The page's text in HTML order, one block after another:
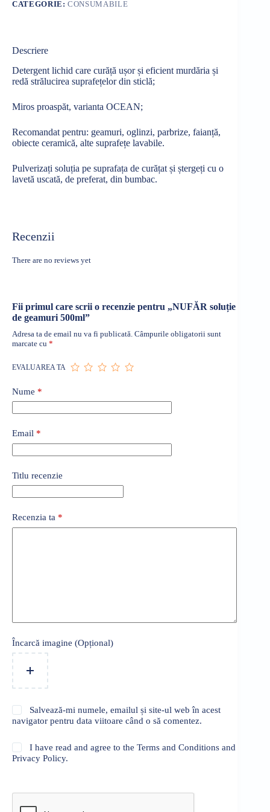
CATEGORIE:CONSUMABILE
Descriere
Detergent lichid care curăță ușor și eficient murdăria și
redă strălucirea suprafețelor din sticlă;
Miros proaspăt, varianta OCEAN;
Recomandat pentru: geamuri, oglinzi, parbrize, faianță,
obiecte ceramică, alte suprafețe lavabile.
Pulverizați soluția pe suprafața de curățat și ștergeți cu o
lavetă uscată, de preferat, din bumbac.
Recenzii
There are no reviews yet
Fii primul care scrii o recenzie pentru „NUFĂR soluție
de geamuri 500ml”
Adresa ta de email nu va fi publicată. Câmpurile obligatorii sunt
marcate cu *
EVALUAREA TA
Nume *
Email *
Titlu recenzie
Recenzia ta *
Încarcă imagine (Opțional)
Salvează-mi numele, emailul și site-ul web în acest
navigator pentru data viitoare când o să comentez.
I have read and agree to the Terms and Conditions and
Privacy Policy.